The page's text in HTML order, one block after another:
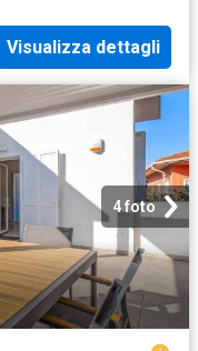
Visualizza dettagli
4 foto